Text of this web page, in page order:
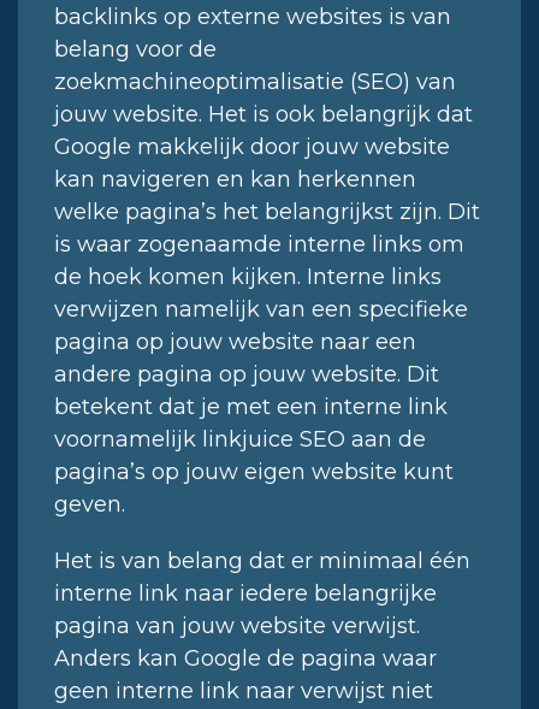
backlinks op externe websites is van
belang voor de
zoekmachineoptimalisatie (SEO) van
jouw website. Het is ook belangrijk dat
Google makkelijk door jouw website
kan navigeren en kan herkennen
welke pagina’s het belangrijkst zijn. Dit
is waar zogenaamde interne links om
de hoek komen kijken. Interne links
verwijzen namelijk van een specifieke
pagina op jouw website naar een
andere pagina op jouw website. Dit
betekent dat je met een interne link
voornamelijk linkjuice SEO aan de
pagina’s op jouw eigen website kunt
geven.
Het is van belang dat er minimaal één
interne link naar iedere belangrijke
pagina van jouw website verwijst.
Anders kan Google de pagina waar
geen interne link naar verwijst niet